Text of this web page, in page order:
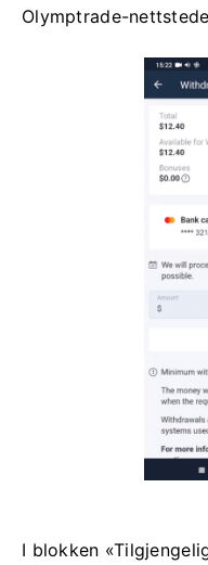
Olymptrade-
I blokken